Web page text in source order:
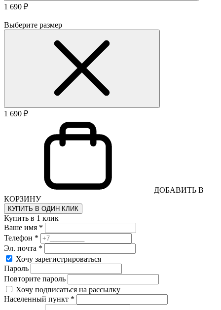
1 690 ₽
Выберите размер
1 690 ₽
ДОБАВИТЬ В
КОРЗИНУ
КУПИТЬ В ОДИН КЛИК
Купить в 1 клик
Ваше имя *
Телефон *
Эл. почта *
Хочу зарегистрироваться
Пароль
Повторите пароль
Хочу подписаться на рассылку
Населенный пункт *